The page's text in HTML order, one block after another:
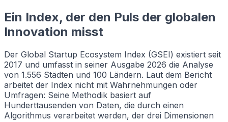
Ein Index, der den Puls der globalen
Innovation misst
Der Global Startup Ecosystem Index (GSEI) existiert seit
2017 und umfasst in seiner Ausgabe 2026 die Analyse
von 1.556 Städten und 100 Ländern. Laut dem Bericht
arbeitet der Index nicht mit Wahrnehmungen oder
Umfragen: Seine Methodik basiert auf
Hunderttausenden von Daten, die durch einen
Algorithmus verarbeitet werden, der drei Dimensionen